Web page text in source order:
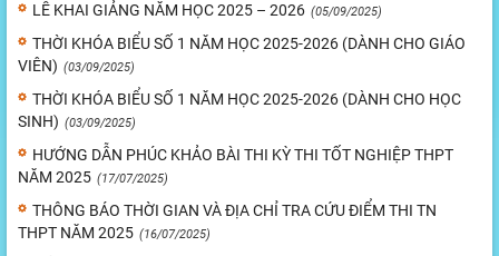
LỄ KHAI GIẢNG NĂM HỌC 2025 – 2026 (05/09/2025)
THỜI KHÓA BIỂU SỐ 1 NĂM HỌC 2025-2026 (DÀNH CHO GIÁO
VIÊN) (03/09/2025)
THỜI KHÓA BIỂU SỐ 1 NĂM HỌC 2025-2026 (DÀNH CHO HỌC
SINH) (03/09/2025)
HƯỚNG DẪN PHÚC KHẢO BÀI THI KỲ THI TỐT NGHIỆP THPT
NĂM 2025 (17/07/2025)
THÔNG BÁO THỜI GIAN VÀ ĐỊA CHỈ TRA CỨU ĐIỂM THI TN
THPT NĂM 2025 (16/07/2025)